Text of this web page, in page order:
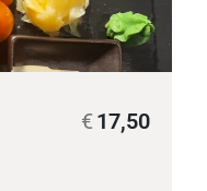
17,50
€